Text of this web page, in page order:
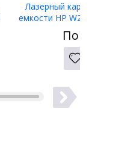
Лазерный картридж
емкости HP W2223X
для HP LJ3303/
По